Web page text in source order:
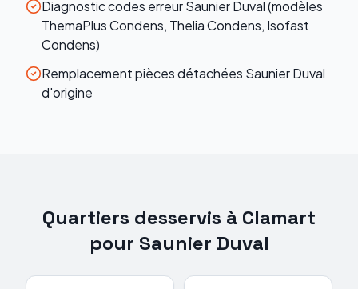
Diagnostic codes erreur Saunier Duval (modèles
ThemaPlus Condens, Thelia Condens, Isofast
Condens)
Remplacement pièces détachées Saunier Duval
d'origine
Quartiers desservis à Clamart
pour Saunier Duval